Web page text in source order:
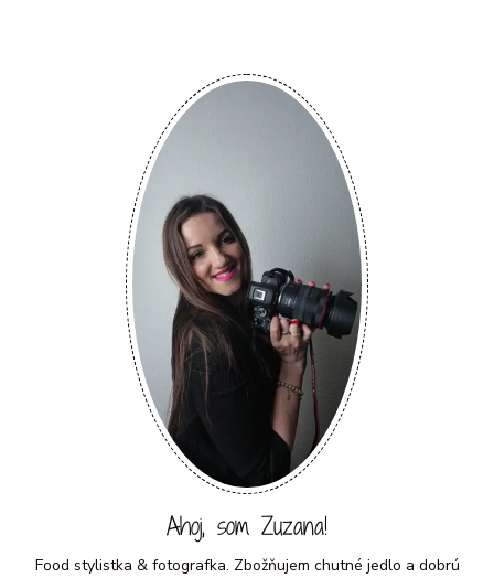
Ahoj, som Zuzana!
Food stylistka & fotografka. Zbožňujem chutné jedlo a dobrú